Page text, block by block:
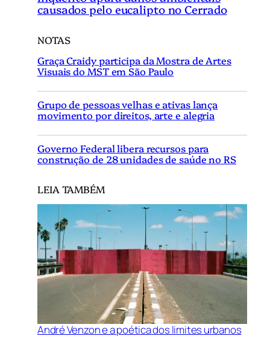
causados pelo eucalipto no Cerrado
NOTAS
Graça Craidy participa da Mostra de Artes
Visuais do MST em São Paulo
Grupo de pessoas velhas e ativas lança
movimento por direitos, arte e alegria
Governo Federal libera recursos para
construção de 28 unidades de saúde no RS
LEIA TAMBÉM
André Venzon e a poética dos limites urbanos